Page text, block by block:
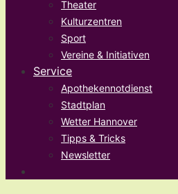
Theater
Kulturzentren
Sport
Vereine & Initiativen
Service
Apothekennotdienst
Stadtplan
Wetter Hannover
Tipps & Tricks
Newsletter